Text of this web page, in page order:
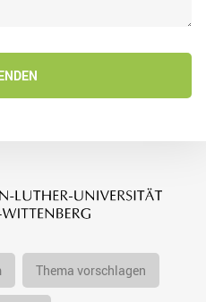
Thema vorschlagen